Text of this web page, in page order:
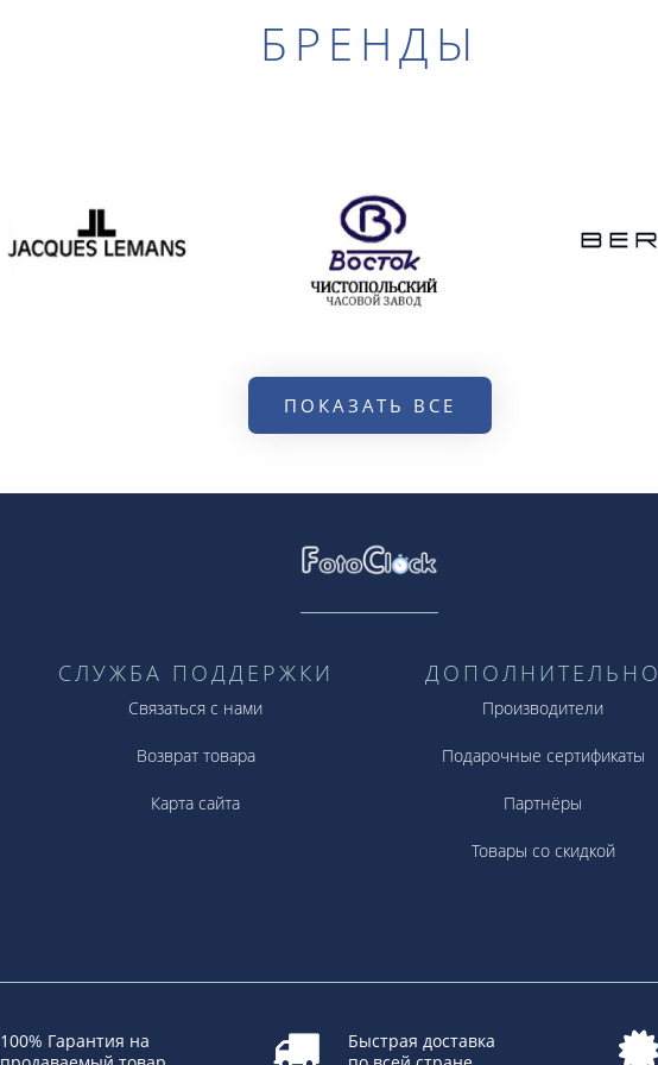
БРЕНДЫ
ПОКАЗАТЬ ВСЕ
СЛУЖБА ПОДДЕРЖКИ
Связаться с нами
Возврат товара
Карта сайта
ДОПОЛНИТЕЛЬНО
Производители
Подарочные сертификаты
Партнёры
Товары со скидкой
100% Гарантия на
Быстрая доставка